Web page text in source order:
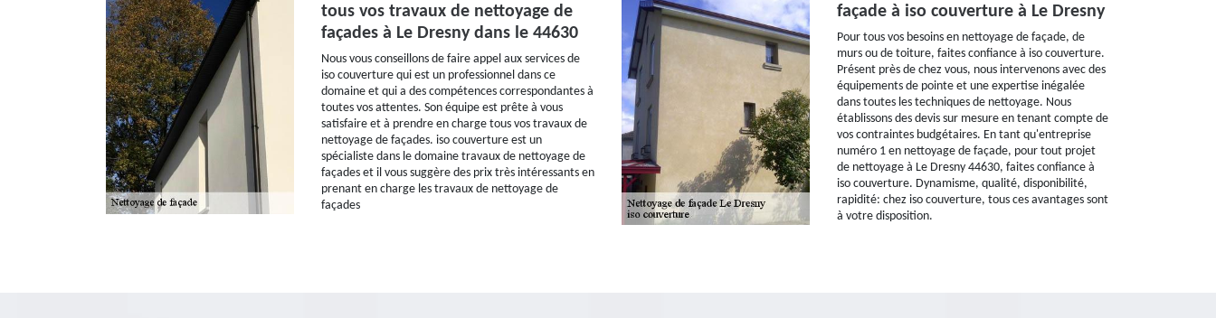
tous vos travaux de nettoyage de
façades à Le Dresny dans le 44630
Nous vous conseillons de faire appel aux services de
iso couverture qui est un professionnel dans ce
domaine et qui a des compétences correspondantes à
toutes vos attentes. Son équipe est prête à vous
satisfaire et à prendre en charge tous vos travaux de
nettoyage de façades. iso couverture est un
spécialiste dans le domaine travaux de nettoyage de
façades et il vous suggère des prix très intéressants en
prenant en charge les travaux de nettoyage de
façades
façade à iso couverture à Le Dresny
Pour tous vos besoins en nettoyage de façade, de
murs ou de toiture, faites confiance à iso couverture.
Présent près de chez vous, nous intervenons avec des
équipements de pointe et une expertise inégalée
dans toutes les techniques de nettoyage. Nous
établissons des devis sur mesure en tenant compte de
vos contraintes budgétaires. En tant qu'entreprise
numéro 1 en nettoyage de façade, pour tout projet
de nettoyage à Le Dresny 44630, faites confiance à
iso couverture. Dynamisme, qualité, disponibilité,
rapidité: chez iso couverture, tous ces avantages sont
à votre disposition.